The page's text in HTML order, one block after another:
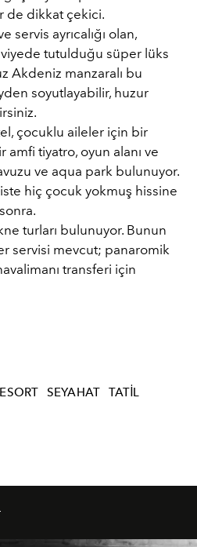
de dikkat çekici.
servis ayrıcalığı olan,
tutulduğu süper lüks
Akdeniz manzaralı bu
soyutlayabilir, huzur
çocuklu aileler için bir
tiyatro, oyun alanı ve
ve aqua park bulunuyor.
hiç çocuk yokmuş hissine
turları bulunuyor. Bunun
servisi mevcut; panaromik
transferi için
SEYAHAT TATIL